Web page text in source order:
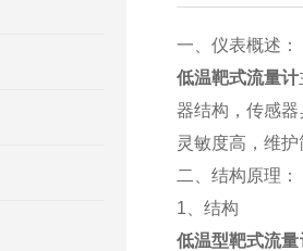
一、仪表概述：
低温靶式流量计
器结构，传感
灵敏度高，维
二、结构原理：
1、结构
低温型靶式流量